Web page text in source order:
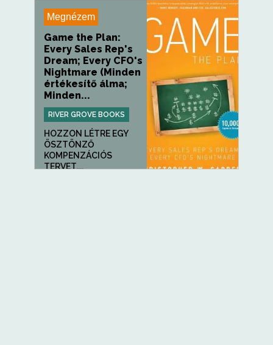
Megnézem
Game the Plan:
Every Sales Rep's
Dream; Every CFO's
Nightmare (Minden
értékesítő álma;
Minden...
RIVER GROVE BOOKS
HOZZON LÉTRE EGY
ÖSZTÖNZŐ
KOMPENZÁCIÓS
TERVET,...